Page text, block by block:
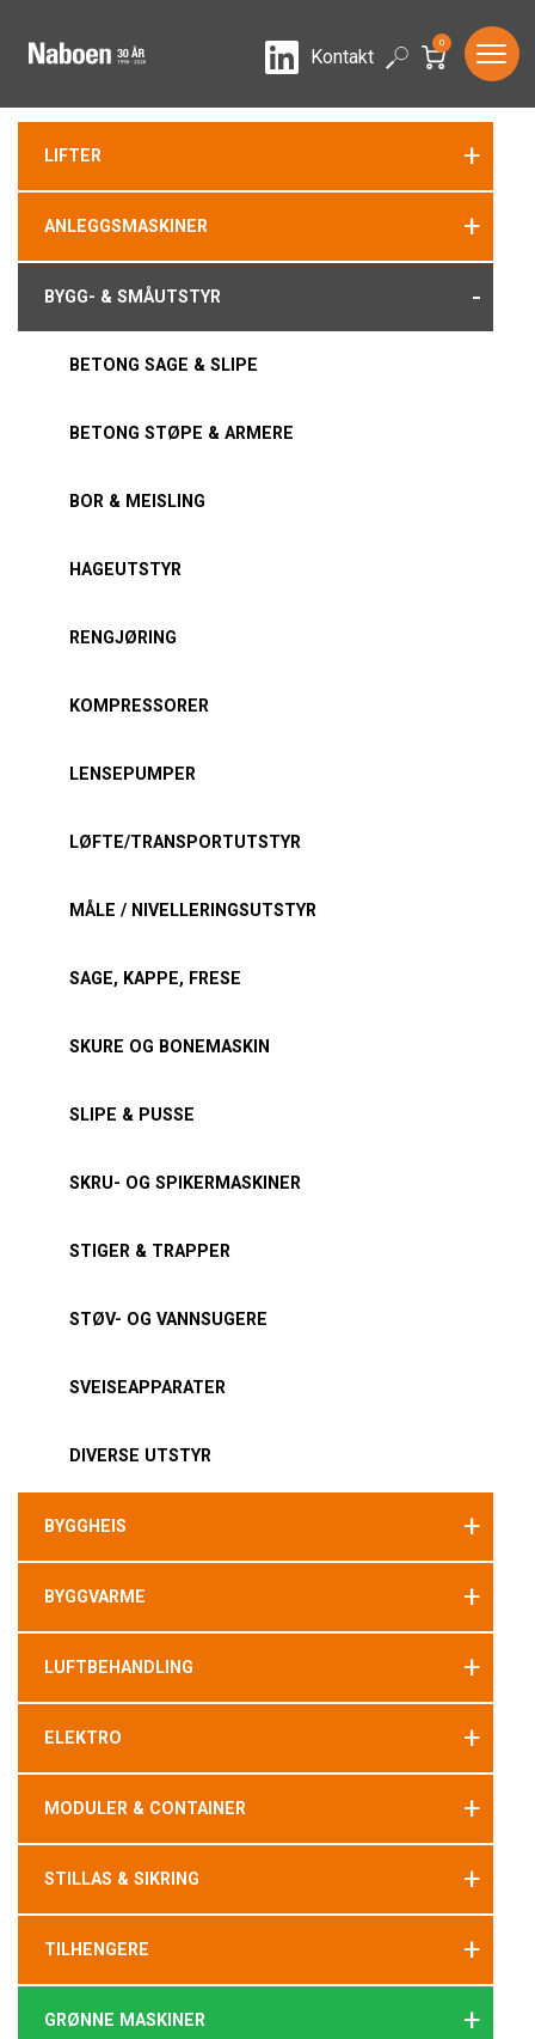
LinkedIn
Kontakt Search
0
LIFTER +
ANLEGGSMASKINER +
BYGG- & SMÅUTSTYR -
BETONG SAGE & SLIPE
BETONG STØPE & ARMERE
BOR & MEISLING
HAGEUTSTYR
RENGJØRING
KOMPRESSORER
LENSEPUMPER
LØFTE/TRANSPORTUTSTYR
MÅLE / NIVELLERINGSUTSTYR
SAGE, KAPPE, FRESE
SKURE OG BONEMASKIN
SLIPE & PUSSE
SKRU- OG SPIKERMASKINER
STIGER & TRAPPER
STØV- OG VANNSUGERE
SVEISEAPPARATER
DIVERSE UTSTYR
BYGGHEIS +
BYGGVARME +
LUFTBEHANDLING +
ELEKTRO +
MODULER & CONTAINER +
STILLAS & SIKRING +
TILHENGERE +
GRØNNE MASKINER +